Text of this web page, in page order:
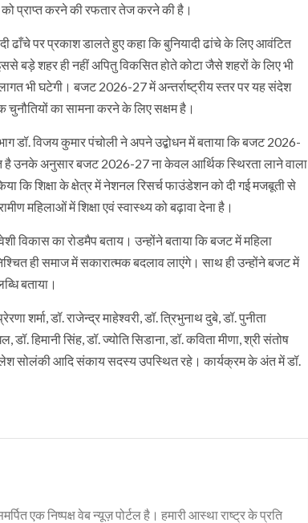
प्राप्त करने की रफतार तेज करने की है।
ढाँचे पर प्रकाश डालते हुए कहा कि बुनियादी ढांचे के लिए आवंटित
बड़े शहर ही नहीं अपितु विकसित होते कोटा जैसे शहरों के लिए भी
भी घटेगी। बजट 2026-27 में अन्तर्राष्ट्रीय स्तर पर यह संदेश
का सामना करने के लिए सक्षम है।
डॉ. विजय कुमार पंचोली ने अपने उद्बोधन में बताया कि बजट 2026-
है उनके अनुसार बजट 2026-27 ना केवल आर्थिक स्थिरता लाने वाला
कि शिक्षा के क्षेत्र में नेशनल रिसर्च फाउंडेशन को दी गई मजबूती से
महिलाओं में शिक्षा एवं स्वास्थ्य को बढ़ावा देना है।
विकास का रोडमैप बताय। उन्होंने बताया कि बजट में महिला
ही समाज में सकारात्मक बदलाव लाएंगे। साथ ही उन्होंने बजट में
बताया।
शर्मा, डॉ. राजेन्द्र माहेश्वरी, डॉ. त्रिभुनाथ दुबे, डॉ. पुनीता
डॉ. हिमानी सिंह, डॉ. ज्योति सिडाना, डॉ. कविता मीणा, श्री संतोष
सोलंकी आदि संकाय सदस्य उपस्थित रहे। कार्यक्रम के अंत में डॉ.
एक निष्पक्ष वेब न्यूज़ पोर्टल है। हमारी आस्था राष्ट्र के प्रति